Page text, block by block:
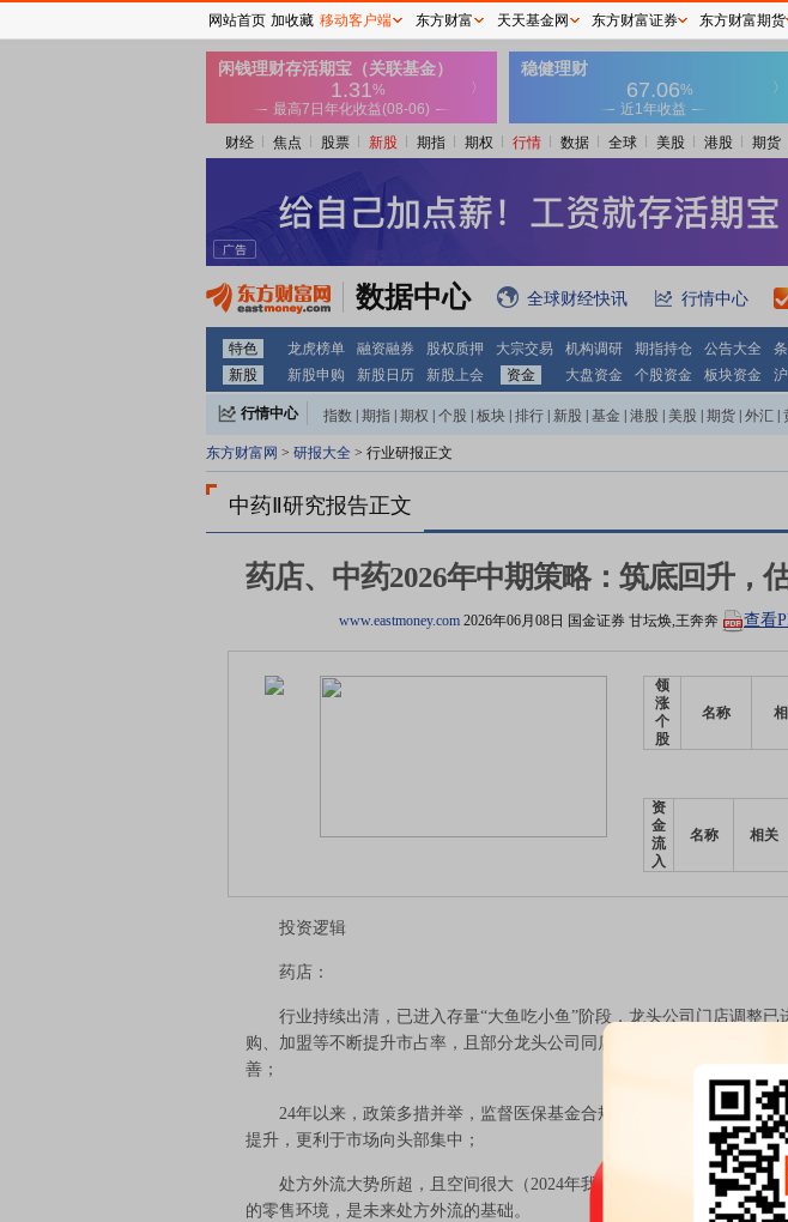
财经 焦点 股票 新股 期指 期权 行情 数据 全球 美股 港股 期货
数据中心 全球财经快讯 行情中心
特色 龙虎榜单 融资融券 股权质押 大宗交易 机构调研 期指持仓 公告大全
新股
新股申购 新股日历 新股上会 资金 大盘资金 个股资金 板块资金
行情中心 指数 期指 期权 个股 板块 排行 新股 基金 港股 美股 期货 外汇
东方财富网 > 研报大全 > 行业研报正文
中药Ⅱ研究报告正文
药店、中药2026年中期策略：筑底回升，
www.eastmoney.com 2026年06月08日 国金证券 甘坛焕,王奔奔 查看
领
涨
个
股
名称
资
金
流
入
名称 相关
投资逻辑
药店：
行业持续出清，已进入存量“大鱼吃小鱼”阶段，龙头公司门店调整已
购、加盟等不断提升市占率，且部分龙头公司同店表现回暖，叠加降本增
善；
24年以来，政策多措并举，监督医保基金合规使用，线上线下销售行
提升，更利于市场向头部集中；
处方外流大势所超，且空间很大（2024年我国处方药市场，院外仅占
的零售环境，是未来处方外流的基础。
网站首页 加收藏 移动客户端 东方财富 天天基金网 东方财富证券 东方财富期货